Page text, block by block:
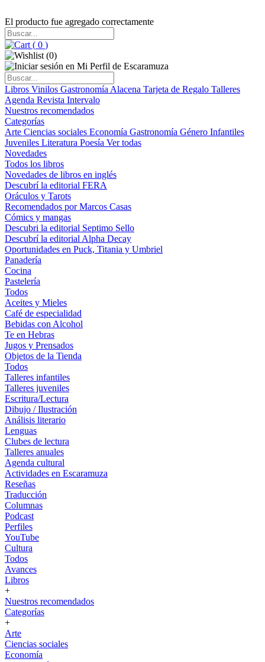
El producto fue agregado correctamente
( 0 )
(0)
Libros Vinilos Gastronomía Alacena Tarjeta de Regalo Talleres
Agenda Revista Intervalo
Nuestros recomendados
Categorías
Arte Ciencias sociales Economía Gastronomía Género Infantiles
Juveniles Literatura Poesía Ver todas
Novedades
Todos los libros
Novedades de libros en inglés
Descubrí la editorial FERA
Oráculos y Tarots
Recomendados por Marcos Casas
Cómics y mangas
Descubri la editorial Septimo Sello
Descubrí la editorial Alpha Decay
Oportunidades en Puck, Titania y Umbriel
Panadería
Cocina
Pastelería
Todos
Aceites y Mieles
Café de especialidad
Bebidas con Alcohol
Te en Hebras
Jugos y Prensados
Objetos de la Tienda
Todos
Talleres infantiles
Talleres juveniles
Escritura/Lectura
Dibujo / Ilustración
Análisis literario
Lenguas
Clubes de lectura
Talleres anuales
Agenda cultural
Actividades en Escaramuza
Reseñas
Traducción
Columnas
Podcast
Perfiles
YouTube
Cultura
Todos
Avances
Libros
+
Nuestros recomendados
Categorías
+
Arte
Ciencias sociales
Economía